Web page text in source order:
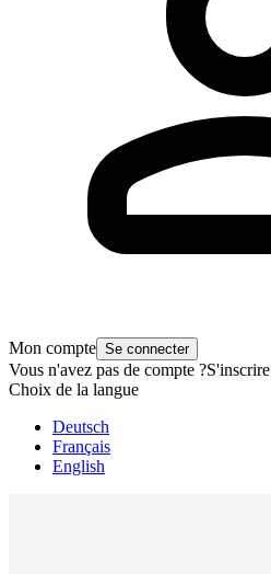
Mon compte Se connecter
Vous n'avez pas de compte ?S'inscrire
Choix de la langue
Deutsch
Français
English